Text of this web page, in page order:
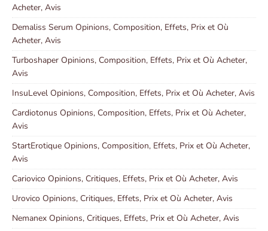
Acheter, Avis
Demaliss Serum Opinions, Composition, Effets, Prix et Où
Acheter, Avis
Turboshaper Opinions, Composition, Effets, Prix et Où Acheter,
Avis
InsuLevel Opinions, Composition, Effets, Prix et Où Acheter, Avis
Cardiotonus Opinions, Composition, Effets, Prix et Où Acheter,
Avis
StartErotique Opinions, Composition, Effets, Prix et Où Acheter,
Avis
Cariovico Opinions, Critiques, Effets, Prix et Où Acheter, Avis
Urovico Opinions, Critiques, Effets, Prix et Où Acheter, Avis
Nemanex Opinions, Critiques, Effets, Prix et Où Acheter, Avis